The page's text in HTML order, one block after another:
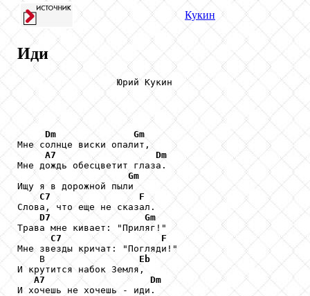
Кукин
Иди
                  Юрий Кукин
Dm
Gm
Мне солнце виски опалит,
A7
Dm
Мне дождь обесцветит глаза.
Gm
Ищу я в дорожной пыли
C7
F
Слова, что еще не сказал.
D7
Gm
Трава мне кивает: "Приляг!"
C7
F
Мне звезды кричат: "Погляди!"
    В
Eb
И крутится набок Земля,
A7
Dm
И хочешь не хочешь - иди.